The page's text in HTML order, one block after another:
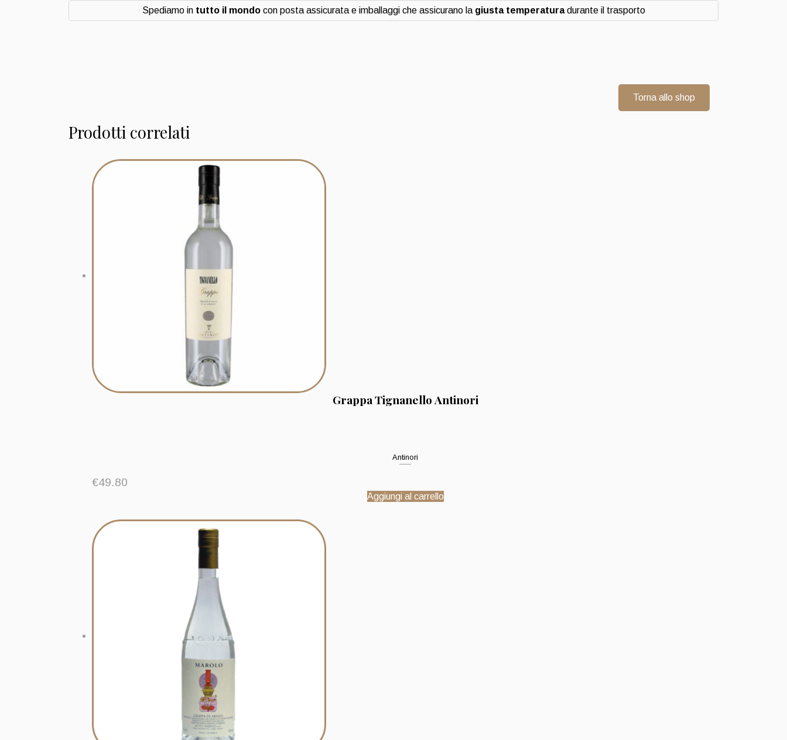
Spediamo in tutto il mondocon posta assicurata e imballaggi che assicurano la giusta temperaturadurante il trasporto
Torna allo shop
Prodotti correlati
Grappa Tignanello Antinori
Antinori
€49.80
Aggiungi al carrello